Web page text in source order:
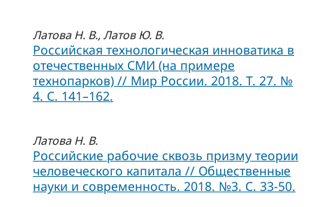
Латова Н. В., Латов Ю. В.
Российская технологическая инноватика в
отечественных СМИ (на примере
технопарков) // Мир России. 2018. Т. 27. №
4. С. 141–162.
Латова Н. В.
Российские рабочие сквозь призму теории
человеческого капитала // Общественные
науки и современность. 2018. №3. С. 33-50.